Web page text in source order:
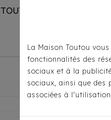
TOUTOU® HANDMADE
Accueil
La Maison Toutou
fonctionnalités des
sociaux et à la
sociaux, ainsi que des
associées à